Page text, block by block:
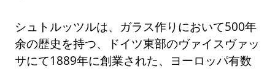
シュトルッツルは、ガラス作りにおいて500年
余の歴史を持つ、ドイツ東部のヴァイスヴァッ
サにて1889年に創業された、ヨーロッパ有数